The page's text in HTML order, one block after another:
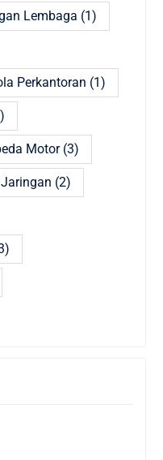
Lembaga (1)
Perkantoran (1)
Motor(3)
(2)